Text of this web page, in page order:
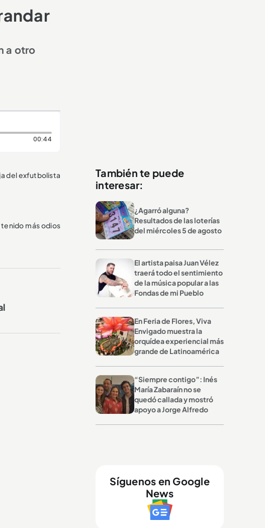
a otro
00:44Duración: 44 segundos
del exfutbolista
tenido más odios
También te puede
interesar:
¿Agarró alguna?
Resultados de las loterías
del miércoles 5 de agosto
El artista paisa Juan Vélez
traerá todo el sentimiento
de la música popular a las
Fondas de mi Pueblo
En Feria de Flores, Viva
Envigado muestra la
orquídea experiencial más
grande de Latinoamérica
“Siempre contigo”: Inés
María Zabaraín no se
quedó callada y mostró
apoyo a Jorge Alfredo
Síguenos en Google
News